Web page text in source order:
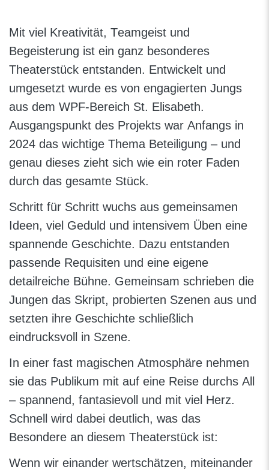
Mit viel Kreativität, Teamgeist und
Begeisterung ist ein ganz besonderes
Theaterstück entstanden. Entwickelt und
umgesetzt wurde es von engagierten Jungs
aus dem WPF-Bereich St. Elisabeth.
Ausgangspunkt des Projekts war Anfangs in
2024 das wichtige Thema Beteiligung – und
genau dieses zieht sich wie ein roter Faden
durch das gesamte Stück.
Schritt für Schritt wuchs aus gemeinsamen
Ideen, viel Geduld und intensivem Üben eine
spannende Geschichte. Dazu entstanden
passende Requisiten und eine eigene
detailreiche Bühne. Gemeinsam schrieben die
Jungen das Skript, probierten Szenen aus und
setzten ihre Geschichte schließlich
eindrucksvoll in Szene.
In einer fast magischen Atmosphäre nehmen
sie das Publikum mit auf eine Reise durchs All
– spannend, fantasievoll und mit viel Herz.
Schnell wird dabei deutlich, was das
Besondere an diesem Theaterstück ist:
Wenn wir einander wertschätzen, miteinander